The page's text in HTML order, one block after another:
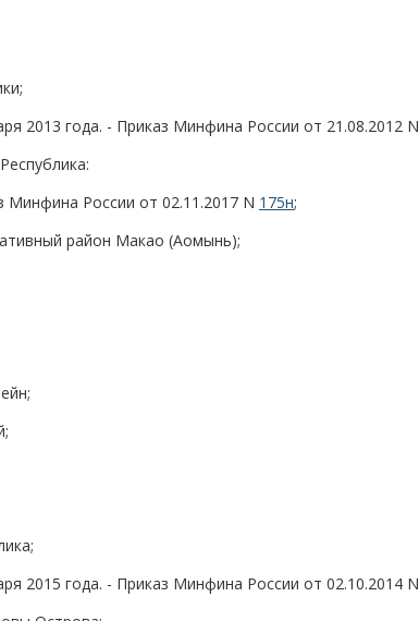
2013 года. - Приказ Минфина России от 21.08.2012 N
Минфина России от 02.11.2017 N 175н;
район Макао (Аомынь);
2015 года. - Приказ Минфина России от 02.10.2014 N